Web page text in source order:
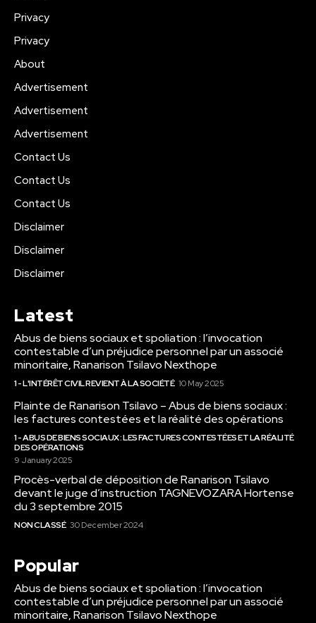
Privacy
Privacy
About
Advertisement
Advertisement
Advertisement
Contact Us
Contact Us
Contact Us
Disclaimer
Disclaimer
Disclaimer
Latest
Abus de biens sociaux et spoliation : l’invocation
contestable d’un préjudice personnel par un associé
minoritaire, Ranarison Tsilavo Nexthope
1 - L'INTÉRÊT CIVIL REVIENT À LA SOCIÉTÉ 10 May 2025
Plainte de Ranarison Tsilavo – Abus de biens sociaux :
les factures contestées et la réalité des opérations
1 - ABUS DE BIENS SOCIAUX : LES FACTURES CONTESTÉES ET LA RÉALITÉ
DES OPÉRATIONS
9 January 2025
Procès-verbal de déposition de Ranarison Tsilavo
devant le juge d’instruction TAGNEVOZARA Hortense
du 3 septembre 2015
NON CLASSÉ 30 December 2024
Popular
Abus de biens sociaux et spoliation : l’invocation
contestable d’un préjudice personnel par un associé
minoritaire, Ranarison Tsilavo Nexthope